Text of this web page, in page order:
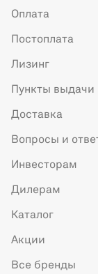
Оплата
Постоплата
Лизинг
Пункты выдачи
Доставка
Вопросы и
Инвесторам
Дилерам
Каталог
Акции
Все бренды